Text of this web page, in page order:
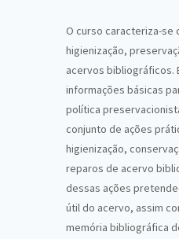
O curso caracteriza-se
higienização,
acervos bibliográficos.
informações básicas
política
conjunto de ações
higienização,
reparos de acervo
dessas ações
útil do acervo, assim
memória bibliográfica